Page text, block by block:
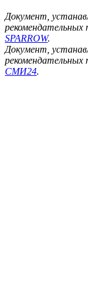
Документ,
SPARROW.
Документ,
СМИ24.